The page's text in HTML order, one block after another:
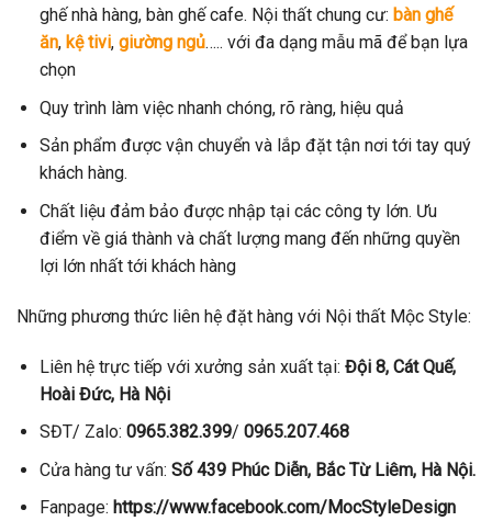
ghế nhà hàng, bàn ghế cafe. Nội thất chung cư: bàn ghế
ăn, kệ tivi, giường ngủ….. với đa dạng mẫu mã để bạn lựa
chọn
Quy trình làm việc nhanh chóng, rõ ràng, hiệu quả
Sản phẩm được vận chuyển và lắp đặt tận nơi tới tay quý
khách hàng.
Chất liệu đảm bảo được nhập tại các công ty lớn. Ưu
điểm về giá thành và chất lượng mang đến những quyền
lợi lớn nhất tới khách hàng
Những phương thức liên hệ đặt hàng với Nội thất Mộc Style:
Liên hệ trực tiếp với xưởng sản xuất tại: Đội 8, Cát Quế,
Hoài Đức, Hà Nội
SĐT/ Zalo: 0965.382.399/ 0965.207.468
Cửa hàng tư vấn: Số 439 Phúc Diễn, Bắc Từ Liêm, Hà Nội.
Fanpage: https://www.facebook.com/MocStyleDesign